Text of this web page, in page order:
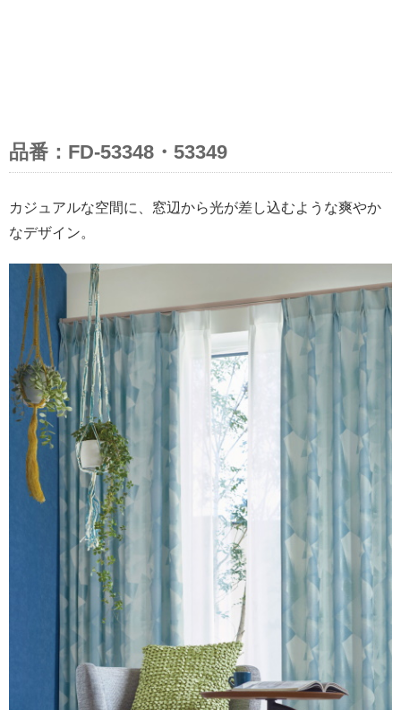
品番：FD-53348・53349
カジュアルな空間に、窓辺から光が差し込むような爽やか
なデザイン。